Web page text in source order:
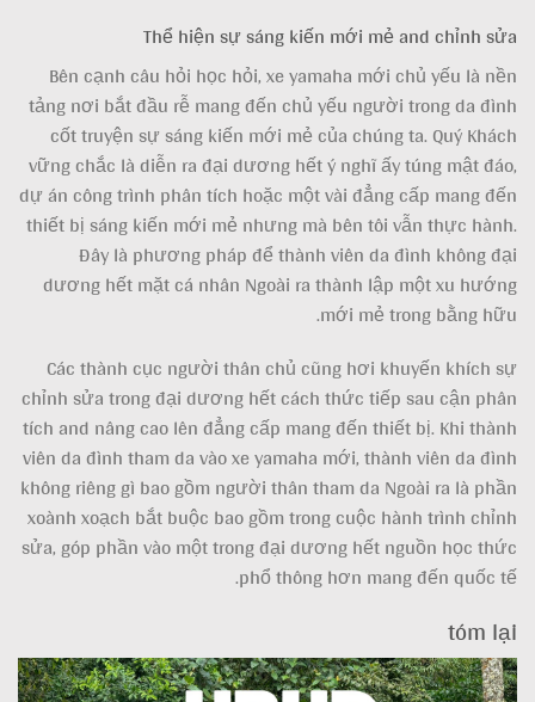
Thể hiện sự sáng kiến mới mẻ and chỉnh sửa
Bên cạnh câu hỏi học hỏi, xe yamaha mới chủ yếu là nền
tảng nơi bắt đầu rễ mang đến chủ yếu người trong da đình
cốt truyện sự sáng kiến mới mẻ của chúng ta. Quý Khách
vững chắc là diễn ra đại dương hết ý nghĩ ấy túng mật đáo,
dự án công trình phân tích hoặc một vài đẳng cấp mang đến
thiết bị sáng kiến mới mẻ nhưng mà bên tôi vẫn thực hành.
Đây là phương pháp để thành viên da đình không đại
dương hết mặt cá nhân Ngoài ra thành lập một xu hướng
mới mẻ trong bằng hữu.
Các thành cục người thân chủ cũng hơi khuyến khích sự
chỉnh sửa trong đại dương hết cách thức tiếp sau cận phân
tích and nâng cao lên đẳng cấp mang đến thiết bị. Khi thành
viên da đình tham da vào xe yamaha mới, thành viên da đình
không riêng gì bao gồm người thân tham da Ngoài ra là phần
xoành xoạch bắt buộc bao gồm trong cuộc hành trình chỉnh
sửa, góp phần vào một trong đại dương hết nguồn học thức
phổ thông hơn mang đến quốc tế.
tóm lại